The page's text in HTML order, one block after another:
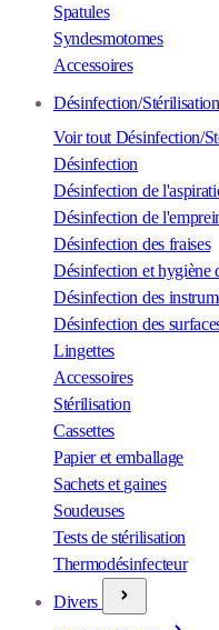
Spatules
Syndesmotomes
Accessoires
Désinfection/Stérilisation
Voir tout Désinfection/
Désinfection
Désinfection de
Désinfection de
Désinfection des fraises
Désinfection et hygiène
Désinfection des
Désinfection des
Lingettes
Accessoires
Stérilisation
Cassettes
Papier et emballage
Sachets et gaines
Soudeuses
Tests de stérilisation
Thermodésinfecteur
Divers